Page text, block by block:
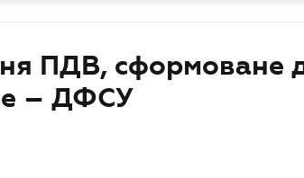
ПДВ, сформоване
– ДФСУ